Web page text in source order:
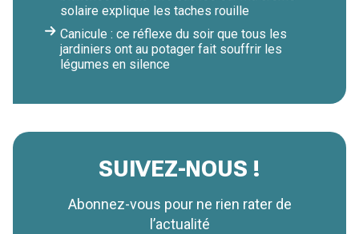
solaire explique les taches rouille
Canicule : ce réflexe du soir que tous les
jardiniers ont au potager fait souffrir les
légumes en silence
SUIVEZ-NOUS !
Abonnez-vous pour ne rien rater de
l’actualité